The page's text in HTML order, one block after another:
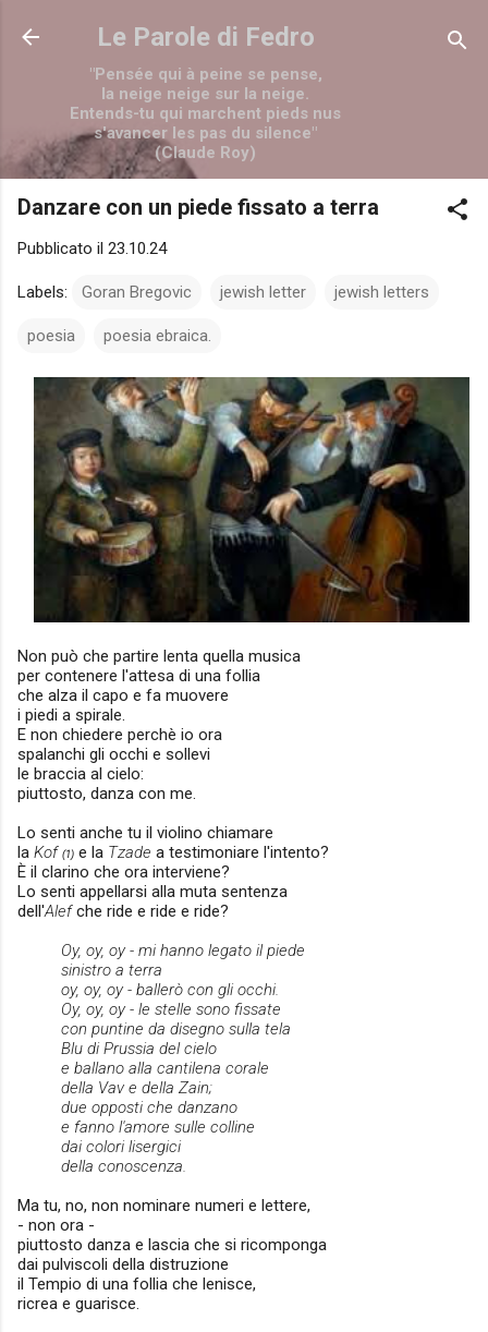
Passa ai contenuti principali
Le Parole di Fedro
"Pensée qui à peine se pense,
la neige neige sur la neige.
Entends-tu qui marchent pieds nus
s'avancer les pas du silence"
(Claude Roy)
Danzare con un piede fissato a terra
Pubblicato il 23.10.24
Labels: Goran Bregovic jewish letter jewish letters
poesia poesia ebraica.
Non può che partire lenta quella musica
per contenere l'attesa di una follia
che alza il capo e fa muovere
i piedi a spirale.
E non chiedere perchè io ora
spalanchi gli occhi e sollevi
le braccia al cielo:
piuttosto, danza con me.
Lo senti anche tu il violino chiamare
la Kof (1) e la Tzade a testimoniare l'intento?
È il clarino che ora interviene?
Lo senti appellarsi alla muta sentenza
dell'Alefche ride e ride e ride?
Oy, oy, oy - mi hanno legato il piede
sinistro a terra
oy, oy, oy - ballerò con gli occhi.
Oy, oy, oy - le stelle sono fissate
con puntine da disegno sulla tela
Blu di Prussia del cielo
e ballano alla cantilena corale
della Vav e della Zain;
due opposti che danzano
e fanno l'amore sulle colline
dai colori lisergici
della conoscenza.
Ma tu, no, non nominare numeri e lettere,
- non ora -
piuttosto danza e lascia che si ricomponga
dai pulviscoli della distruzione
il Tempio di una follia che lenisce,
ricrea e guarisce.